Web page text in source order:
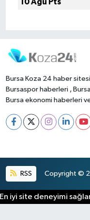
Bursa Koza 24 haber
Bursaspor haberleri ,
Bursa ekonomi haberleri
RSS Copyright ©
En iyi site deneyimi